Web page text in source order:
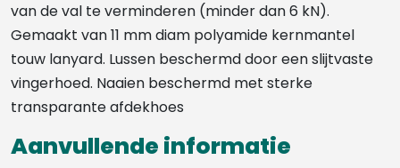
van de val te verminderen (minder dan 6 kN).
Gemaakt van 11 mm diam polyamide kernmantel
touw lanyard. Lussen beschermd door een slijtvaste
vingerhoed. Naaien beschermd met sterke
transparante afdekhoes
Aanvullende informatie